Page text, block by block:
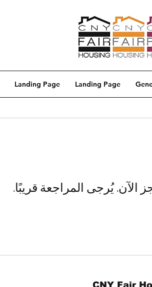
Landing Page Landing Page
يُرجى المراجعة قريبًا.
CNY Fair